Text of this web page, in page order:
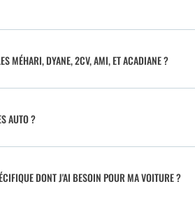
MÉHARI, DYANE, 2CV, AMI, ET ACADIANE ?
AUTO ?
DONT J'AI BESOIN POUR MA VOITURE ?